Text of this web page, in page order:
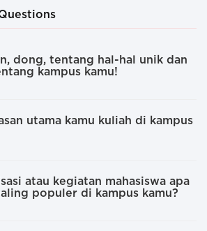
dong, tentang hal-hal unik dan
kampus kamu!
utama kamu kuliah di kampus
atau kegiatan mahasiswa apa
populer di kampus kamu?